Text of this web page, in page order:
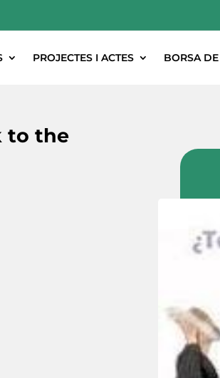
PROJECTES I ACTES BORSA
to the